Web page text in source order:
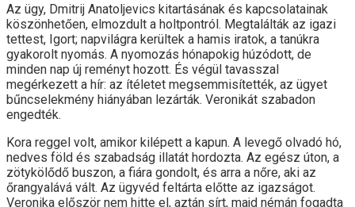
Az ügy, Dmitrij Anatoljevics kitartásának és kapcsolatainak
köszönhetően, elmozdult a holtpontról. Megtalálták az igazi
tettest, Igort; napvilágra kerültek a hamis iratok, a tanúkra
gyakorolt nyomás. A nyomozás hónapokig húzódott, de
minden nap új reményt hozott. És végül tavasszal
megérkezett a hír: az ítéletet megsemmisítették, az ügyet
bűncselekmény hiányában lezárták. Veronikát szabadon
engedték.
Kora reggel volt, amikor kilépett a kapun. A levegő olvadó hó,
nedves föld és szabadság illatát hordozta. Az egész úton, a
zötykölődő buszon, a fiára gondolt, és arra a nőre, aki az
őrangyalává vált. Az ügyvéd feltárta előtte az igazságot.
Veronika először nem hitte el, aztán sírt, majd némán fogadta